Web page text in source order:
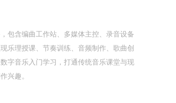
包含编曲工作站、多媒体主控、录音设备
乐理授课、节奏训练、音频制作、歌曲创
字音乐入门学习，打通传统音乐课堂与现
兴趣。